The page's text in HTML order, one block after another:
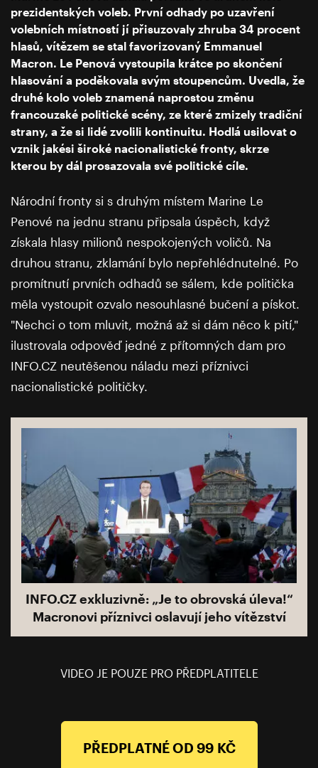
prezidentských voleb. První odhady po uzavření
volebních místností jí přisuzovaly zhruba 34 procent
hlasů, vítězem se stal favorizovaný Emmanuel
Macron. Le Penová vystoupila krátce po skončení
hlasování a poděkovala svým stoupencům. Uvedla, že
druhé kolo voleb znamená naprostou změnu
francouzské politické scény, ze které zmizely tradiční
strany, a že si lidé zvolili kontinuitu. Hodlá usilovat o
vznik jakési široké nacionalistické fronty, skrze
kterou by dál prosazovala své politické cíle.
Národní fronty si s druhým místem Marine Le
Penové na jednu stranu připsala úspěch, když
získala hlasy milionů nespokojených voličů. Na
druhou stranu, zklamání bylo nepřehlédnutelné. Po
promítnutí prvních odhadů se sálem, kde politička
měla vystoupit ozvalo nesouhlasné bučení a pískot.
"Nechci o tom mluvit, možná až si dám něco k pití,"
ilustrovala odpověď jedné z přítomných dam pro
INFO.CZ neutěšenou náladu mezi příznivci
nacionalistické političky.
INFO.CZ exkluzivně: „Je to obrovská úleva!“
Macronovi příznivci oslavují jeho vítězství
VIDEO JE POUZE PRO PŘEDPLATITELE
PŘEDPLATNÉ OD 99 KČ